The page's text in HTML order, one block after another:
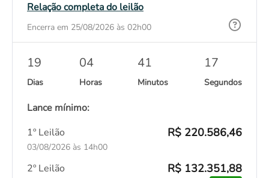
Relação completa do leilão
Encerra em 25/08/2026 às 02h00
19
Dias
04
Horas
41
Minutos
16
Segundos
Lance mínimo:
1º Leilão
R$ 220.586,46
03/08/2026 às 14h00
2º Leilão R$ 132.351,88